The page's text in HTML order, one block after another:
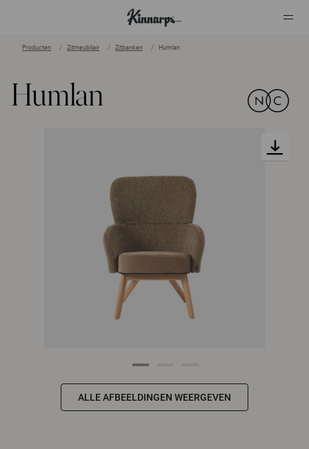
Producten Zitmeubilair Zitbanken Humlan
Humlan
ALLE AFBEELDINGEN WEERGEVEN